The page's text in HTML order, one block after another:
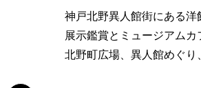
神戸北野異人館街にある洋
展示鑑賞とミュージアム
北野町広場、異人館めぐ